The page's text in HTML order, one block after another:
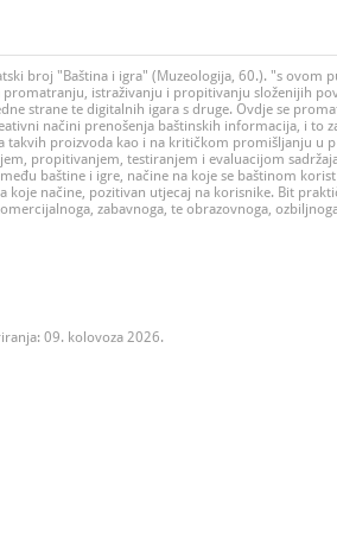
broj "Baština i igra" (Muzeologija, 60.). "s ovom
istraživanju i propitivanju složenijih
strane te digitalnih igara s druge. Ovdje se
načini prenošenja baštinskih informacija, i to
takvih proizvoda kao i na kritičkom promišljanju u
propitivanjem, testiranjem i evaluacijom
baštine i igre, načine na koje se baštinom
koje načine, pozitivan utjecaj na korisnike. Bit
zabavnoga, te obrazovnoga,
09. kolovoza 2026.